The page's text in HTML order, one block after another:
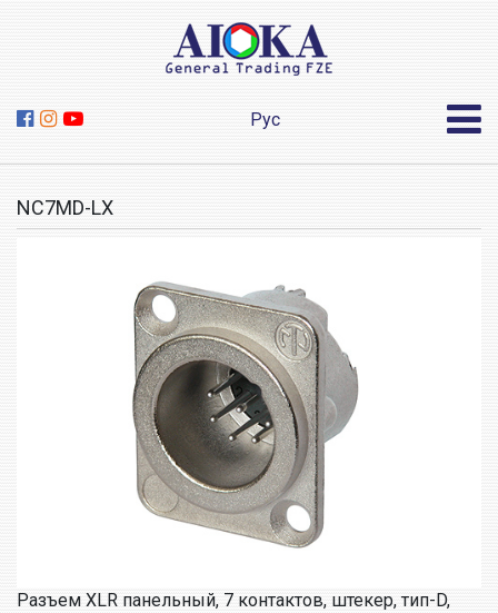
Рус
NC7MD-LX
Разъем XLR панельный, 7 контактов, штекер, тип-D,